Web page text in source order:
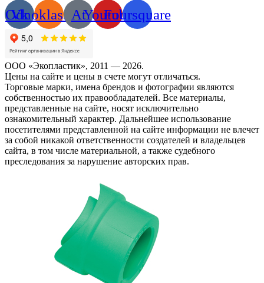
Vk
Odnoklassniki
AtYoutube
Foursquare
ООО «Экопластик», 2011 — 2026.
Цены на сайте и цены в счете могут отличаться.
Торговые марки, имена брендов и фотографии являются
собственностью их правообладателей. Все материалы,
представленные на сайте, носят исключительно
ознакомительный характер. Дальнейшее использование
посетителями представленной на сайте информации не влечет
за собой никакой ответственности создателей и владельцев
сайта, в том числе материальной, а также судебного
преследования за нарушение авторских прав.